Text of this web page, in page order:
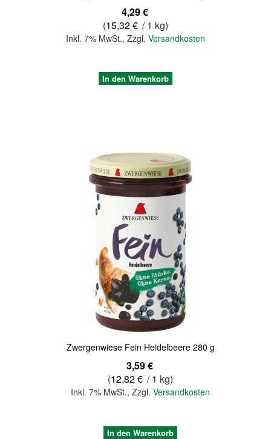
4,29 €
(15,32 € / 1 kg)
Inkl. 7% MwSt., Zzgl. Versandkosten
In den Warenkorb
Zwergenwiese Fein Heidelbeere 280 g
3,59 €
(12,82 € / 1 kg)
Inkl. 7% MwSt.,Zzgl.Versandkosten
In den Warenkorb